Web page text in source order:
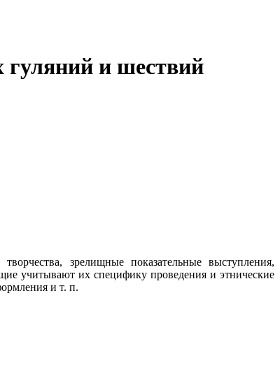
гуляний и шествий
зрелищные показательные выступления,
учитывают их специфику проведения и этнические
и т. п.